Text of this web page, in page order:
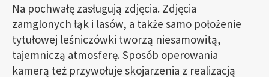
Na pochwałę zasługują zdjęcia. Zdjęcia
zamglonych łąk i lasów, a także samo położenie
tytułowej leśniczówki tworzą niesamowitą,
tajemniczą atmosferę. Sposób operowania
kamerą też przywołuje skojarzenia z realizacją